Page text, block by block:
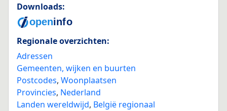
Downloads:
Regionale overzichten:
Adressen
Gemeenten, wijken en buurten
Postcodes, Woonplaatsen
Provincies, Nederland
Landen wereldwijd, België regionaal